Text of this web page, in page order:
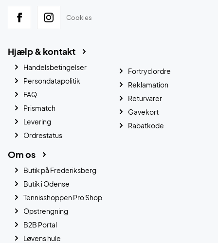
Cookies
Hjælp & kontakt
Handelsbetingelser
Persondatapolitik
FAQ
Prismatch
Levering
Ordrestatus
Fortryd ordre
Reklamation
Returvarer
Gavekort
Rabatkode
Om os
Butik på Frederiksberg
Butik i Odense
Tennisshoppen Pro Shop
Opstrengning
B2B Portal
Løvens hule